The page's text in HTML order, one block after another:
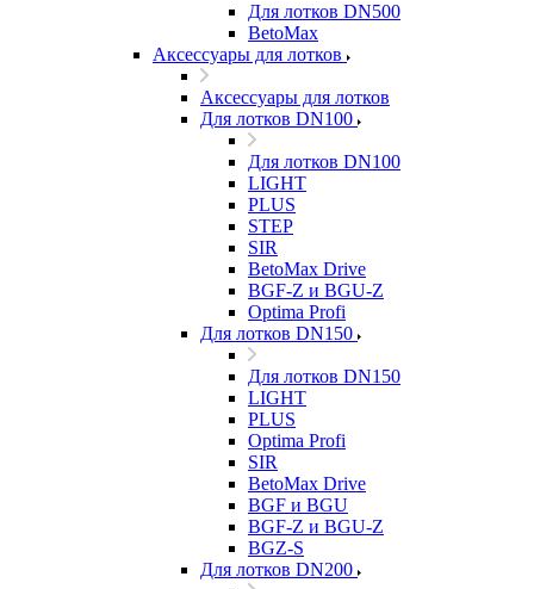
Для лотков DN500
BetoMax
Аксессуары для лотков
Аксессуары для лотков
Для лотков DN100
Для лотков DN100
LIGHT
PLUS
STEP
SIR
BetoMax Drive
BGF-Z и BGU-Z
Optima Profi
Для лотков DN150
Для лотков DN150
LIGHT
PLUS
Optima Profi
SIR
BetoMax Drive
BGF и BGU
BGF-Z и BGU-Z
BGZ-S
Для лотков DN200